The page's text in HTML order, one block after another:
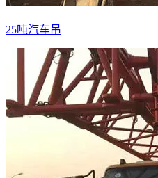
25吨汽车吊